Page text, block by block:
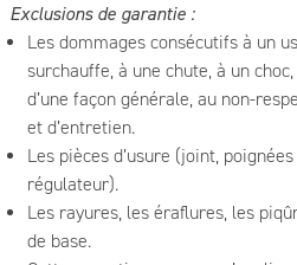
Exclusions de garantie :
Les dommages consécutifs à un
surchauffe, à une chute, à un
d’une façon générale, au non-
et d’entretien.
Les pièces d’usure (joint,
régulateur).
Les rayures, les éraflures, les
de base.